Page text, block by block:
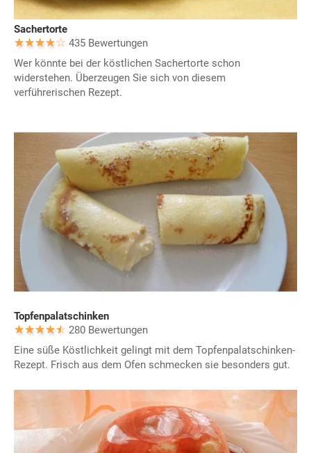
Sachertorte
435 Bewertungen
Wer könnte bei der köstlichen Sachertorte schon
widerstehen. Überzeugen Sie sich von diesem
verführerischen Rezept.
Topfenpalatschinken
280 Bewertungen
Eine süße Köstlichkeit gelingt mit dem Topfenpalatschinken-
Rezept. Frisch aus dem Ofen schmecken sie besonders gut.